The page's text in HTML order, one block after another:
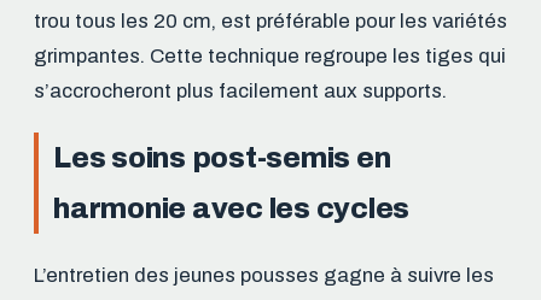
trou tous les 20 cm, est préférable pour les variétés
grimpantes. Cette technique regroupe les tiges qui
s’accrocheront plus facilement aux supports.
Les soins post-semis en
harmonie avec les cycles
L’entretien des jeunes pousses gagne à suivre les